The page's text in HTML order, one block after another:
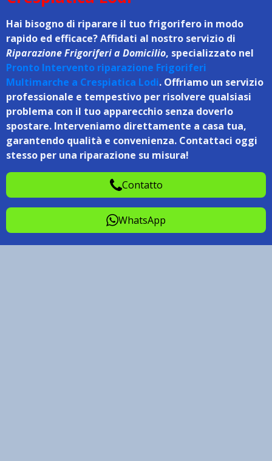
Hai bisogno di riparare il tuo frigorifero in modo
rapido ed efficace? Affidati al nostro servizio di
Riparazione Frigoriferi a Domicilio, specializzato nel
Pronto Intervento riparazione Frigoriferi
Multimarche a Crespiatica Lodi. Offriamo un servizio
professionale e tempestivo per risolvere qualsiasi
problema con il tuo apparecchio senza doverlo
spostare. Interveniamo direttamente a casa tua,
garantendo qualità e convenienza. Contattaci oggi
stesso per una riparazione su misura!
Contatto
WhatsApp